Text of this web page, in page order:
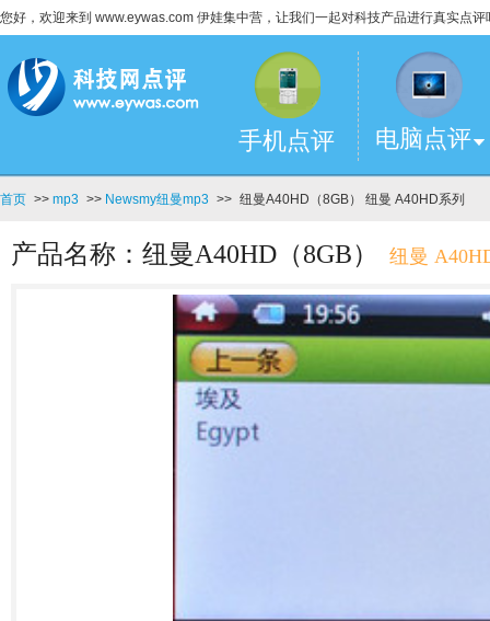
您好，欢迎来到 www.eywas.com 伊娃集中营，让我们一起对科技产品进行真实点评
手机点评 电脑点评
首页 >> mp3 >> Newsmy纽曼mp3 >> 纽曼A40HD（8GB） 纽曼 A40HD系列
产品名称：纽曼A40HD（8GB） 纽曼